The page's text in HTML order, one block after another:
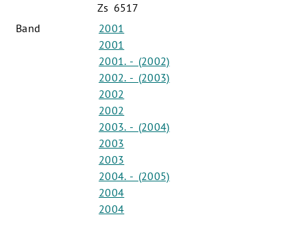
Zs 6517
Band
2001
2001
2001. - (2002)
2002. - (2003)
2002
2002
2003. - (2004)
2003
2003
2004. - (2005)
2004
2004